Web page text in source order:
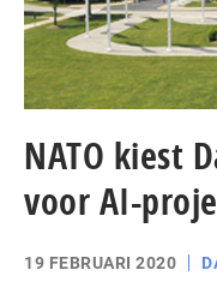
NATO kiest
voor AI-
19 FEBRUARI 2020